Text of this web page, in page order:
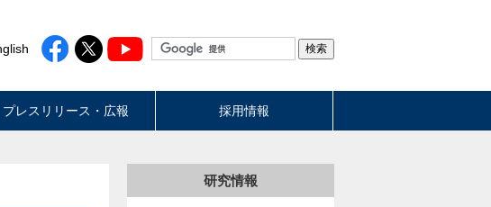
プレスリリース・広報 採用情報
研究情報